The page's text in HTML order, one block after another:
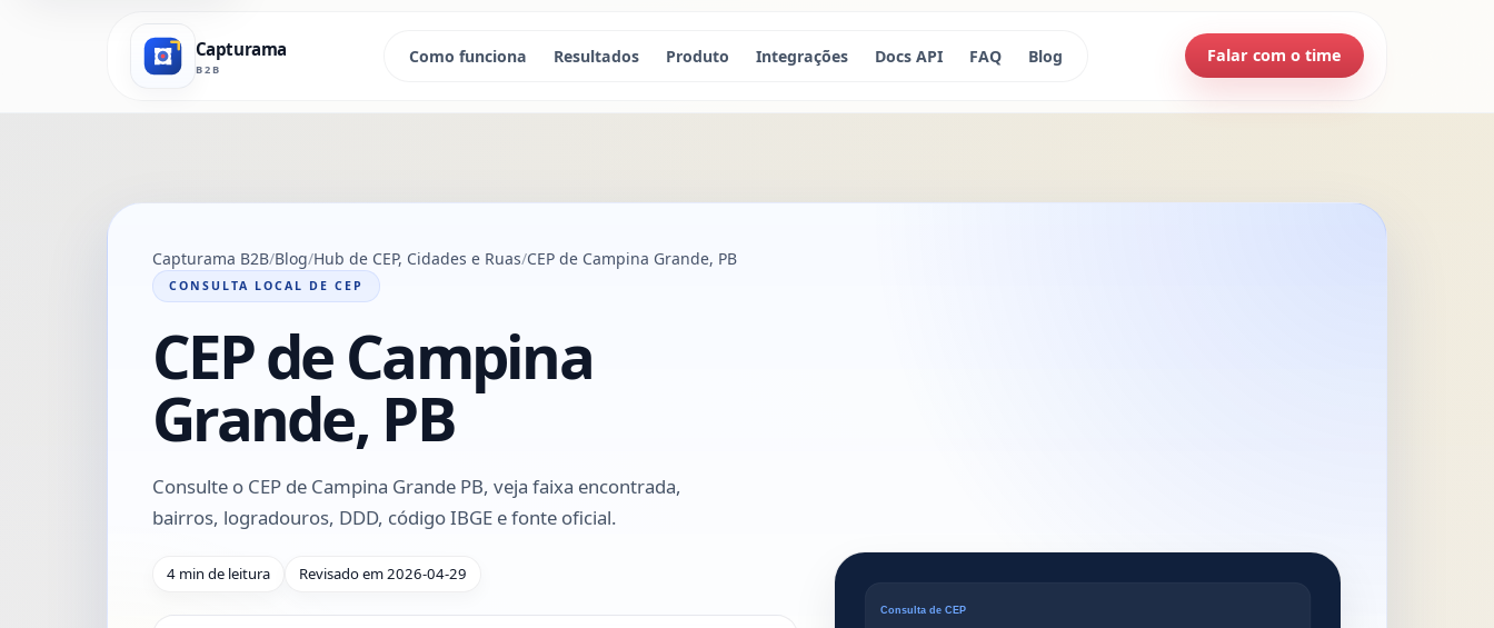
Capturama
B2B
Como funciona Resultados Produto Integrações Docs API FAQ Blog Falar com o time
Capturama B2B Blog Hub de CEP, Cidades e Ruas CEP de Campina Grande, PB
CONSULTA LOCAL DE CEP
CEP de Campina
Grande, PB
Consulte o CEP de Campina Grande PB, veja faixa encontrada,
bairros, logradouros, DDD, código IBGE e fonte oficial.
4 min de leitura Revisado em 2026-04-29